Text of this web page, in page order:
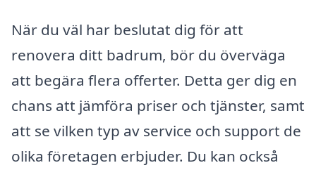
När du väl har beslutat dig för att
renovera ditt badrum, bör du överväga
att begära flera offerter. Detta ger dig en
chans att jämföra priser och tjänster, samt
att se vilken typ av service och support de
olika företagen erbjuder. Du kan också